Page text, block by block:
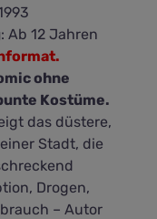
: Ab 12 Jahren
ohne
Kostüme.
das düstere,
Stadt, die
Drogen,
– Autor